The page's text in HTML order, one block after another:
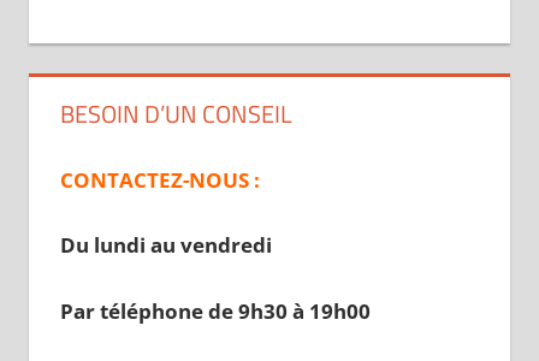
BESOIN D’UN CONSEIL
CONTACTEZ-NOUS :
Du lundi au vendredi
Par téléphone de 9h30 à 19h00